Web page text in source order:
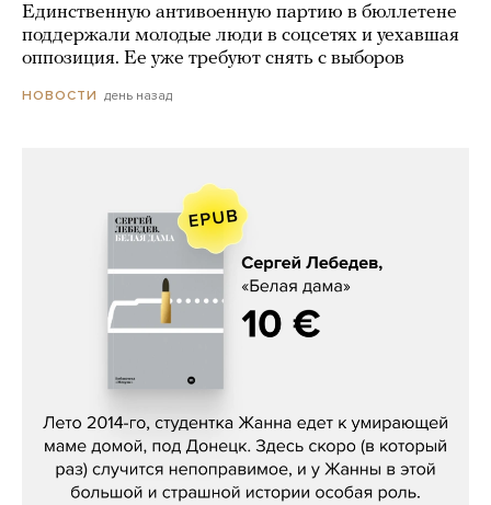
Единственную антивоенную партию в бюллетене
поддержали молодые люди в соцсетях и уехавшая
оппозиция. Ее уже требуют снять с выборов
НОВОСТИ день назад
Сергей Лебедев, «Белая дама»